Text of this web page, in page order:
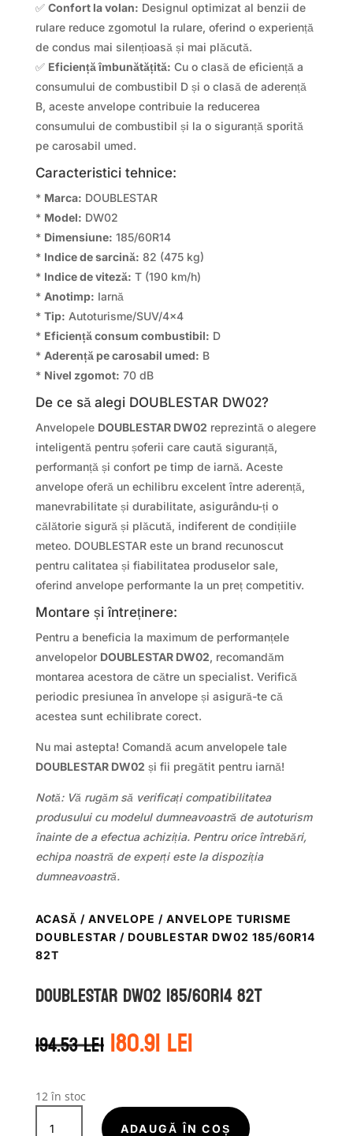
✅ Confort la volan: Designul optimizat al benzii de
rulare reduce zgomotul la rulare, oferind o experiență
de condus mai silențioasă și mai plăcută.
✅ Eficiență îmbunătățită: Cu o clasă de eficiență a
consumului de combustibil D și o clasă de aderență
B, aceste anvelope contribuie la reducerea
consumului de combustibil și la o siguranță sporită
pe carosabil umed.
Caracteristici tehnice:
* Marca: DOUBLESTAR
* Model: DW02
* Dimensiune: 185/60R14
* Indice de sarcină: 82 (475 kg)
* Indice de viteză: T (190 km/h)
* Anotimp: Iarnă
* Tip: Autoturisme/SUV/4×4
* Eficiență consum combustibil: D
* Aderență pe carosabil umed: B
* Nivel zgomot: 70 dB
De ce să alegi DOUBLESTAR DW02?
Anvelopele DOUBLESTAR DW02 reprezintă o alegere
inteligentă pentru șoferii care caută siguranță,
performanță și confort pe timp de iarnă. Aceste
anvelope oferă un echilibru excelent între aderență,
manevrabilitate și durabilitate, asigurându-ți o
călătorie sigură și plăcută, indiferent de condițiile
meteo. DOUBLESTAR este un brand recunoscut
pentru calitatea și fiabilitatea produselor sale,
oferind anvelope performante la un preț competitiv.
Montare și întreținere:
Pentru a beneficia la maximum de performanțele
anvelopelor DOUBLESTAR DW02, recomandăm
montarea acestora de către un specialist. Verifică
periodic presiunea în anvelope și asigură-te că
acestea sunt echilibrate corect.
Nu mai astepta! Comandă acum anvelopele tale
DOUBLESTAR DW02 și fii pregătit pentru iarnă!
Notă: Vă rugăm să verificați compatibilitatea
produsului cu modelul dumneavoastră de autoturism
înainte de a efectua achiziția. Pentru orice întrebări,
echipa noastră de experți este la dispoziția
dumneavoastră.
ACASĂ / ANVELOPE / ANVELOPE TURISME
DOUBLESTAR / DOUBLESTAR DW02 185/60R14
82T
DOUBLESTAR DW02 185/60R14 82T
194.53lei Prețul
inițial
194.53 lei.
180.91leiPrețul
curent
12 în stoc
Cantitate
ADAUGĂ ÎN COȘ